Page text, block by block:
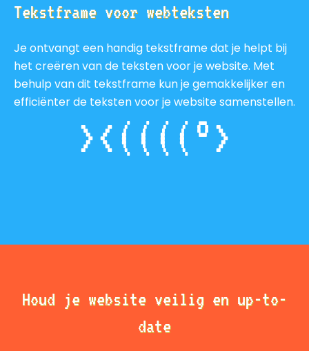
><((((°>
Tekstframe voor webteksten
Je ontvangt een handig tekstframe dat je helpt bij
het creëren van de teksten voor je website. Met
behulp van dit tekstframe kun je gemakkelijker en
efficiënter de teksten voor je website samenstellen.
Houd je website veilig en up-to-
date